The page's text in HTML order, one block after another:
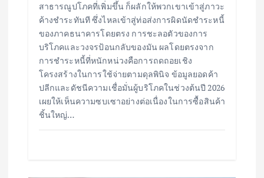
สาธารณูปโภคที่เพิ่มขึ้น ก็ผลักให้พวกเขาเข้าสู่ภาวะ
ค้างชำระทันที ซึ่งไหลเข้าสู่ท่อส่งการผิดนัดชำระหนี้
ของภาคธนาคารโดยตรง การชะลอตัวของการ
บริโภคและวงจรป้อนกลับของมัน ผลโดยตรงจาก
การชำระหนี้ที่หนักหน่วงคือการถดถอยเชิง
โครงสร้างในการใช้จ่ายตามดุลพินิจ ข้อมูลยอดค้า
ปลีกและดัชนีความเชื่อมั่นผู้บริโภคในช่วงต้นปี 2026
เผยให้เห็นความซบเซาอย่างต่อเนื่องในการซื้อสินค้า
ชิ้นใหญ่…